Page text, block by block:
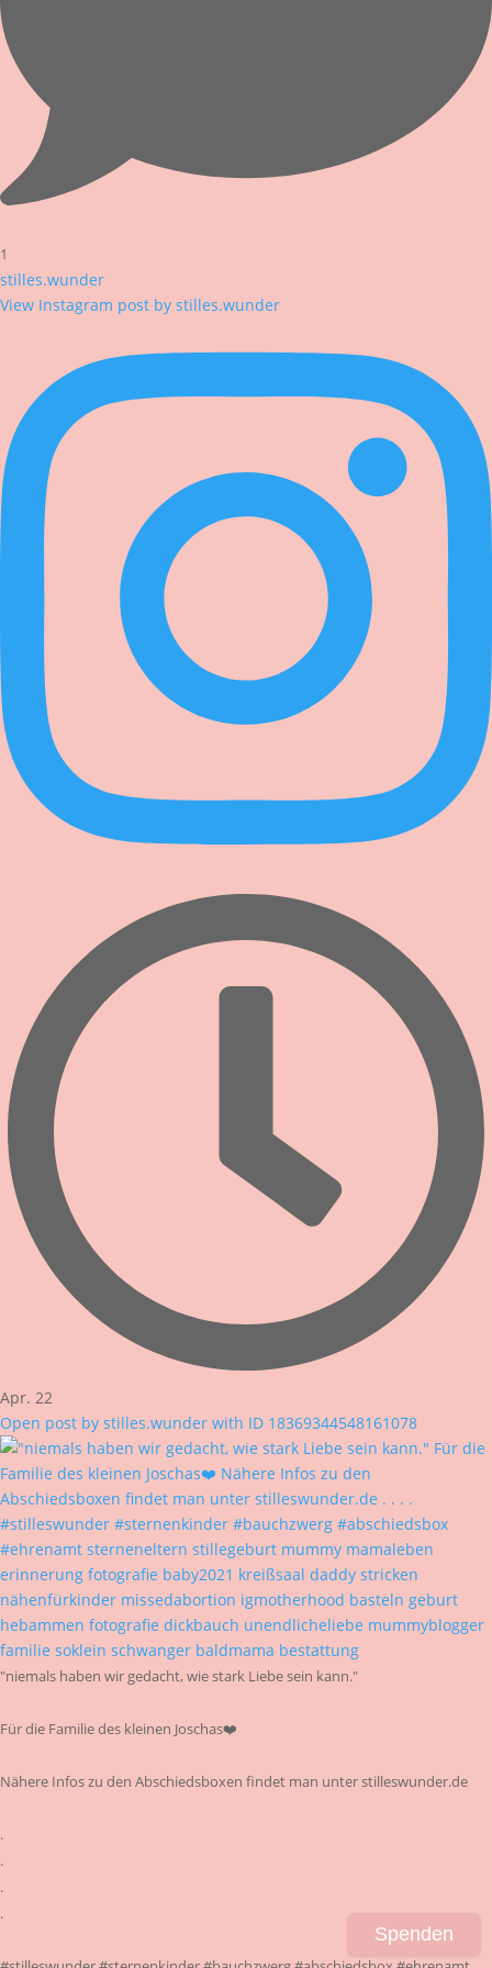
1
stilles.wunder
View Instagram post by stilles.wunder
Apr. 22
Open post by stilles.wunder with ID 18369344548161078
"niemals haben wir gedacht, wie stark Liebe sein kann."
Für die Familie des kleinen Joschas❤️
Nähere Infos zu den Abschiedsboxen findet man unter stilleswunder.de
.
.
.
.
Spenden